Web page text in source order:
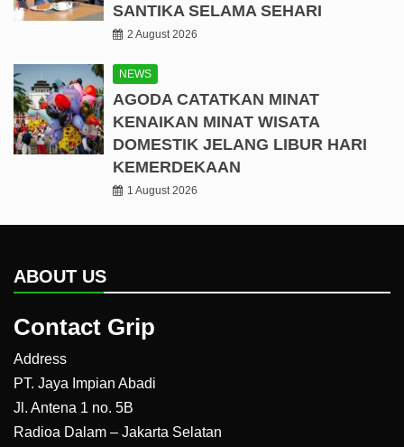
SANTIKA SELAMA SEHARI
2 August 2026
NEWS
AGODA CATATKAN MINAT
KENAIKAN MINAT WISATA
DOMESTIK JELANG LIBUR HARI
KEMERDEKAAN
1 August 2026
ABOUT US
Contact Grip
Address
PT. Jaya Impian Abadi
Jl. Antena 1 no. 5B
Radioa Dalam – Jakarta Selatan